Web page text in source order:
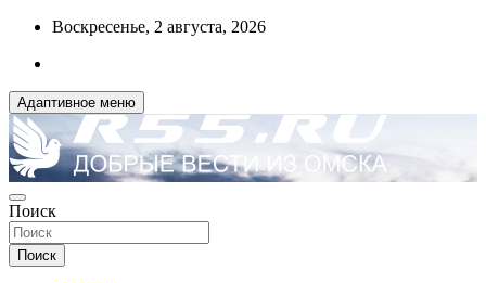
Перейти
содержимому
Воскресенье, 2 августа, 2026
Адаптивное меню
R55.RU
ДОБРЫЕ ВЕСТИ ИЗ ОМСКА
Поиск
Поиск